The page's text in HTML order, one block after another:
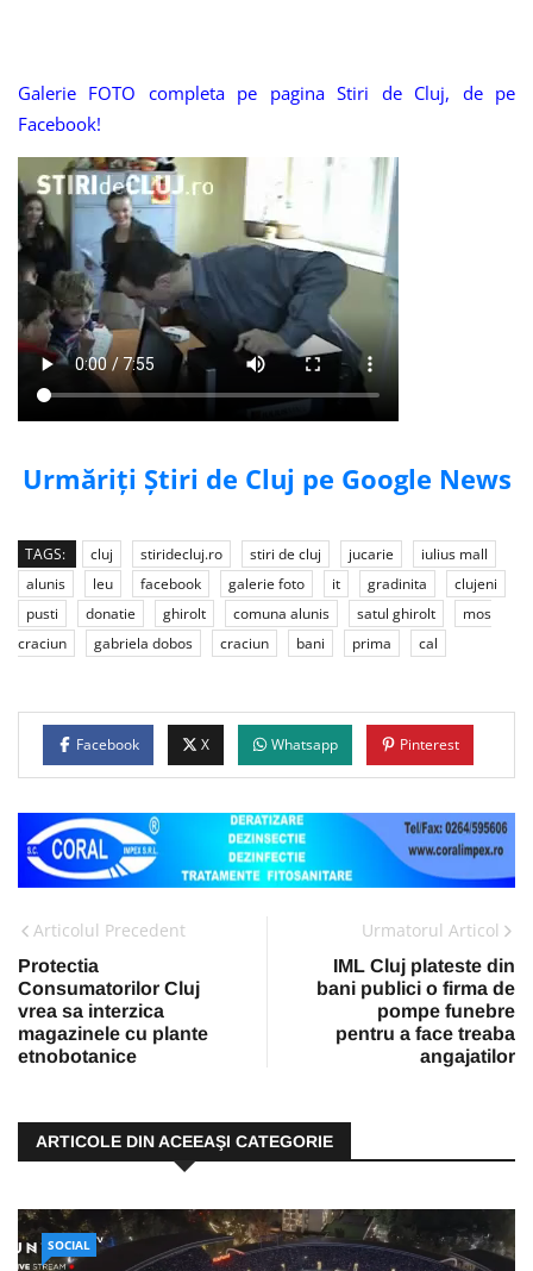
Galerie FOTO completa pe pagina Stiri de Cluj, de pe
Facebook!
Urmăriți Știri de Cluj pe Google News
TAGS: cluj stiridecluj.ro stiri de cluj jucarie
iulius mall
alunis
leu facebook galerie foto it gradinita
clujeni
pusti
donatie ghirolt comuna alunis satul ghirolt
mos
craciun
gabriela dobos craciun bani prima cal
Facebook X Whatsapp Pinterest
Articolul Precedent
Protectia
Consumatorilor Cluj
vrea sa interzica
magazinele cu plante
etnobotanice
Urmatorul Articol
IML Cluj plateste din
bani publici o firma de
pompe funebre
pentru a face treaba
angajatilor
ARTICOLE DIN ACEEAŞI CATEGORIE
SOCIAL